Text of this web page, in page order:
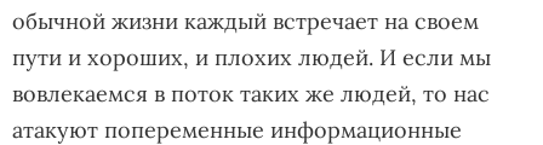
обычной жизни каждый встречает на своем
пути и хороших, и плохих людей. И если мы
вовлекаемся в поток таких же людей, то нас
атакуют попеременные информационные